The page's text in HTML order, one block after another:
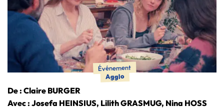
Événement
Agglo
De : Claire BURGER
Avec : Josefa HEINSIUS, Lilith GRASMUG, Nina HOSS